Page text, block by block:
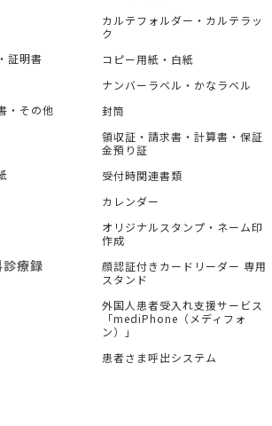
証明書
・その他
療録
カルテフォルダー・カルテラッ
ク
コピー用紙・白紙
ナンバーラベル・かなラベル
封筒
領収証・請求書・計算書・保証
金預り証
受付時関連書類
カレンダー
オリジナルスタンプ・ネーム印
作成
顔認証付きカードリーダー 専用
スタンド
外国人患者受入れ支援サービス
「mediPhone（メディフォ
ン）」
患者さま呼出システム